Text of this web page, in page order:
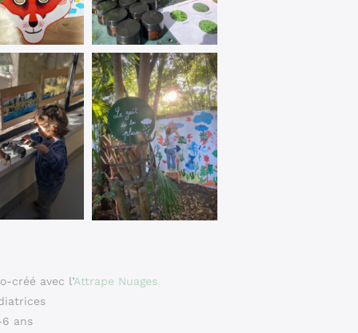
créé avec l’Attrape Nuages
6 ans